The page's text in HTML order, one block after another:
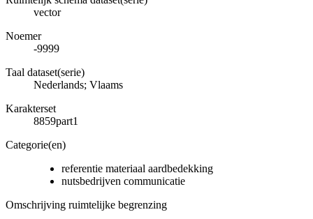
vector
Noemer
-9999
Taal dataset(serie)
Nederlands; Vlaams
Karakterset
8859part1
Categorie(en)
referentie materiaal aardbedekking
nutsbedrijven communicatie
Omschrijving ruimtelijke begrenzing